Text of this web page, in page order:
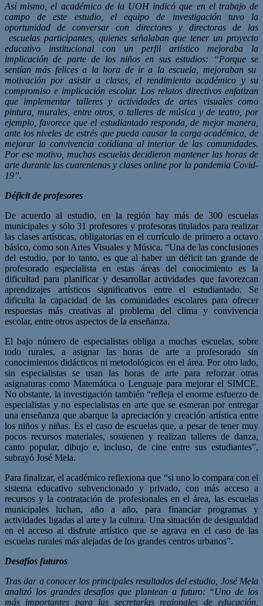
Así mismo, el académico de la UOH indicó que en el trabajo de
campo de este estudio, el equipo de investigación tuvo la
oportunidad de conversar con directores y directoras de las
escuelas participantes, quienes señalaban que tener un proyecto
educativo institucional con un perfil artístico mejoraba la
implicación de parte de los niños en sus estudios: “Porque se
sentían más felices a la hora de ir a la escuela, mejoraban su
motivación por asistir a clases, el rendimiento académico y su
compromiso e implicación escolar. Los relatos directivos enfatizan
que implementar talleres y actividades de artes visuales como
pintura, murales, entre otros, o talleres de música y de teatro, por
ejemplo, favorece que el estudiantado responda, de mejor manera,
ante los niveles de estrés que pueda causar la carga académica, de
mejorar la convivencia cotidiana al interior de las comunidades.
Por ese motivo, muchas escuelas decidieron mantener las horas de
arte durante las cuarentenas y clases online por la pandemia Covid-
19”.
Déficit de profesores
De acuerdo al estudio, en la región hay más de 300 escuelas
municipales y sólo 31 profesores y profesoras titulados para realizar
las clases artísticas, obligatorias en el currículo de primero a octavo
básico, como son Artes Visuales y Música. “Una de las conclusiones
del estudio, por lo tanto, es que al haber un déficit tan grande de
profesorado especialista en estas áreas del conocimiento es la
dificultad para planificar y desarrollar actividades que favorezcan
aprendizajes artísticos significativos entre el estudiantado. Se
dificulta la capacidad de las comunidades escolares para ofrecer
respuestas más creativas al problema del clima y convivencia
escolar, entre otros aspectos de la enseñanza.
El bajo número de especialistas obliga a muchas escuelas, sobre
todo rurales, a asignar las horas de arte a profesorado sin
conocimientos didácticos ni metodológicos en el área. Por otro lado,
sin especialistas se usan las horas de arte para reforzar otras
asignaturas como Matemática o Lenguaje para mejorar el SIMCE.
No obstante, la investigación también “refleja el enorme esfuerzo de
especialistas y no especialistas en arte que se esmeran por entregar
una enseñanza que abarque la apreciación y creación artística entre
los niños y niñas. Es el caso de escuelas que, a pesar de tener muy
pocos recursos materiales, sostienen y realizan talleres de danza,
canto popular, dibujo e, incluso, de cine entre sus estudiantes”,
subrayó José Mela.
Para finalizar, el académico reflexiona que “si uno lo compara con el
sistema educativo subvencionado y privado, con más acceso a
recursos y la contratación de profesionales en el área, las escuelas
municipales luchan, año a año, para financiar programas y
actividades ligadas al arte y la cultura. Una situación de desigualdad
en el acceso al disfrute artístico que se agrava en el caso de las
escuelas rurales más alejadas de los grandes centros urbanos”.
Desafíos futuros
Tras dar a conocer los principales resultados del estudio, José Mela
analizó los grandes desafíos que plantean a futuro: “Uno de los
más importantes para las secretarías regionales de educación,